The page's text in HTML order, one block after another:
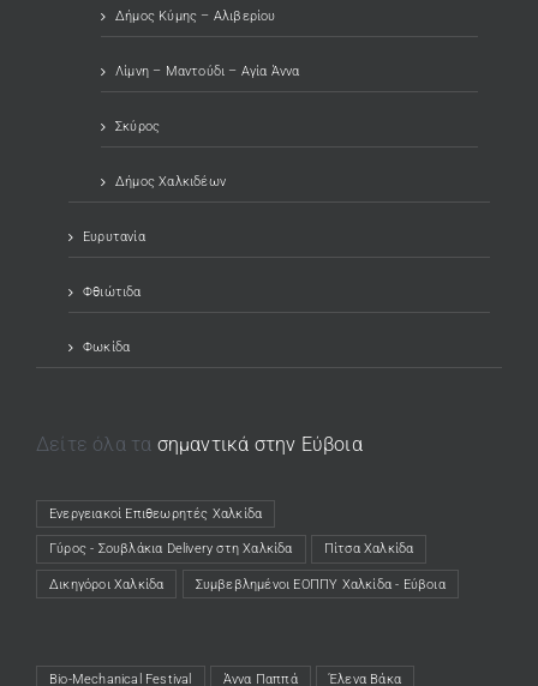
Δήμος Κύμης – Αλιβερίου
Λίμνη – Μαντούδι – Αγία Άννα
Σκύρος
Δήμος Χαλκιδέων
Ευρυτανία
Φθιώτιδα
Φωκίδα
Δείτε όλα τα σημαντικά στην Εύβοια
Ενεργειακοί Επιθεωρητές Χαλκίδα
(opens in a new tab)
Γύρος - Σουβλάκια Delivery στη Χαλκίδα
(opens in a new tab) Πίτσα Χαλκίδα
(opens in a new tab)
Δικηγόροι Χαλκίδα
(opens in a new tab) Συμβεβλημένοι ΕΟΠΠΥ Χαλκίδα - Εύβοια
(opens in a new tab)
Bio-Mechanical Festival Άννα Παππά Έλενα Βάκα